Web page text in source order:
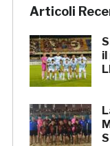
Articoli
il